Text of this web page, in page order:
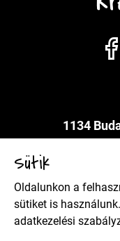
1134
Sütik
Oldalunkon a
sütiket is
adatkezelési